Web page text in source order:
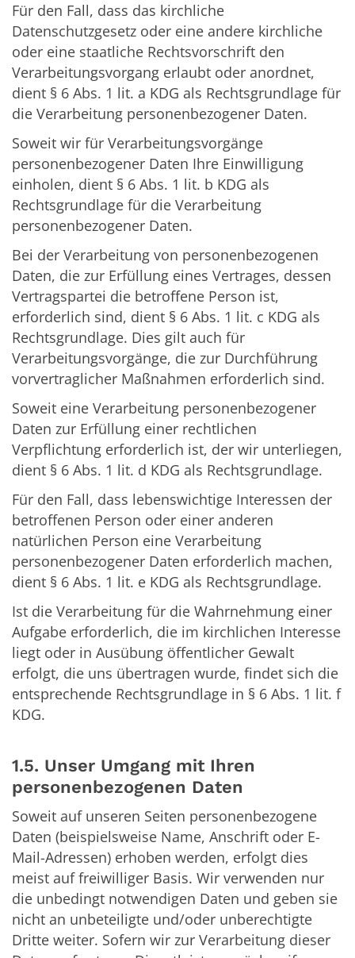
Für den Fall, dass das kirchliche
Datenschutzgesetz oder eine andere kirchliche
oder eine staatliche Rechtsvorschrift den
Verarbeitungsvorgang erlaubt oder anordnet,
dient § 6 Abs. 1 lit. a KDG als Rechtsgrundlage für
die Verarbeitung personenbezogener Daten.
Soweit wir für Verarbeitungsvorgänge
personenbezogener Daten Ihre Einwilligung
einholen, dient § 6 Abs. 1 lit. b KDG als
Rechtsgrundlage für die Verarbeitung
personenbezogener Daten.
Bei der Verarbeitung von personenbezogenen
Daten, die zur Erfüllung eines Vertrages, dessen
Vertragspartei die betroffene Person ist,
erforderlich sind, dient § 6 Abs. 1 lit. c KDG als
Rechtsgrundlage. Dies gilt auch für
Verarbeitungsvorgänge, die zur Durchführung
vorvertraglicher Maßnahmen erforderlich sind.
Soweit eine Verarbeitung personenbezogener
Daten zur Erfüllung einer rechtlichen
Verpflichtung erforderlich ist, der wir unterliegen,
dient § 6 Abs. 1 lit. d KDG als Rechtsgrundlage.
Für den Fall, dass lebenswichtige Interessen der
betroffenen Person oder einer anderen
natürlichen Person eine Verarbeitung
personenbezogener Daten erforderlich machen,
dient § 6 Abs. 1 lit. e KDG als Rechtsgrundlage.
Ist die Verarbeitung für die Wahrnehmung einer
Aufgabe erforderlich, die im kirchlichen Interesse
liegt oder in Ausübung öffentlicher Gewalt
erfolgt, die uns übertragen wurde, findet sich die
entsprechende Rechtsgrundlage in § 6 Abs. 1 lit. f
KDG.
1.5. Unser Umgang mit Ihren
personenbezogenen Daten
Soweit auf unseren Seiten personenbezogene
Daten (beispielsweise Name, Anschrift oder E-
Mail-Adressen) erhoben werden, erfolgt dies
meist auf freiwilliger Basis. Wir verwenden nur
die unbedingt notwendigen Daten und geben sie
nicht an unbeteiligte und/oder unberechtigte
Dritte weiter. Sofern wir zur Verarbeitung dieser